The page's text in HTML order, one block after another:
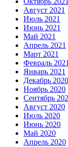
Август 2021
Июль 2021
Июнь 2021
Май 2021
Апрель 2021
Март 2021
Февраль 2021
Январь 2021
Декабрь 2020
Ноябрь 2020
Сентябрь
Август 2020
Июль 2020
Июнь 2020
Май 2020
Апрель 2020